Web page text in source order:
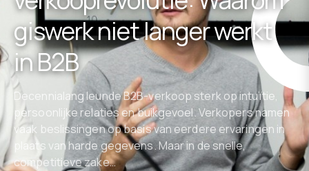
giswerk niet langer werkt
in B2B
Decennialang leunde B2B-verkoop sterk op intuïtie,
persoonlijke relaties en buikgevoel. Verkopers namen
vaak beslissingen op basis van eerdere ervaringen in
plaats van harde gegevens. Maar in de snelle,
competitieve zake…